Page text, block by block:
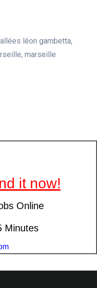
léon gambetta,
marseille